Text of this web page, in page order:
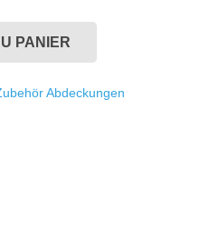
PANIER
Abdeckungen